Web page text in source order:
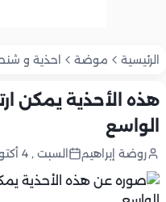
الرئيسية موضة احذية و
هذه الأحذية يمكن
الواسع
روضة إبراهيم السبت , 4 أكتوبر 2025 ,9:53 ص